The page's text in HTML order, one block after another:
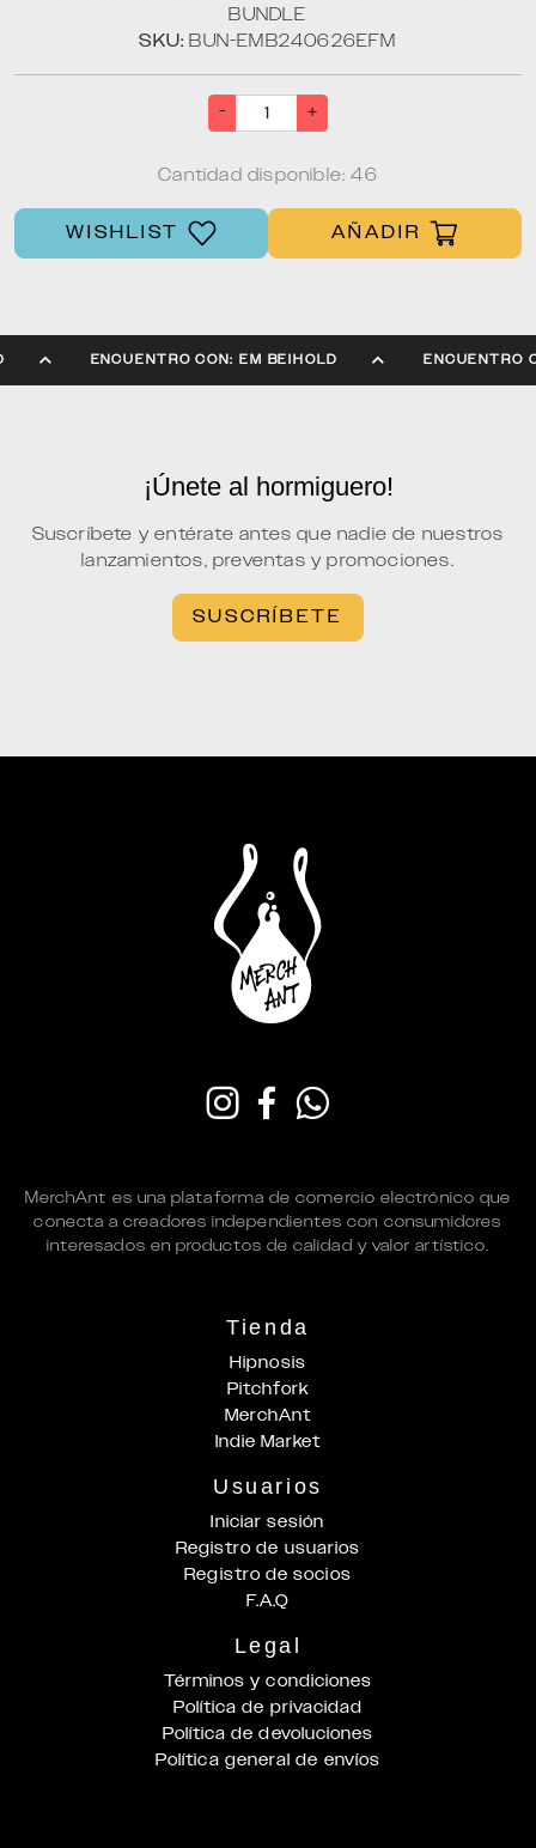
BUNDLE
SKU: BUN-EMB240626EFM
- +
Cantidad disponible: 46
WISHLIST AÑADIR
ENCUENTRO CON: EM BEIHOLD
¡Únete al hormiguero!
Suscríbete y entérate antes que nadie de nuestros
lanzamientos, preventas y promociones.
SUSCRÍBETE
MerchAnt es una plataforma de comercio electrónico que
conecta a creadores independientes con consumidores
interesados en productos de calidad y valor artístico.
Tienda
Hipnosis
Pitchfork
MerchAnt
Indie Market
Usuarios
Iniciar sesión
Registro de usuarios
Registro de socios
F.A.Q
Legal
Términos y condiciones
Política de privacidad
Política de devoluciones
Política general de envíos